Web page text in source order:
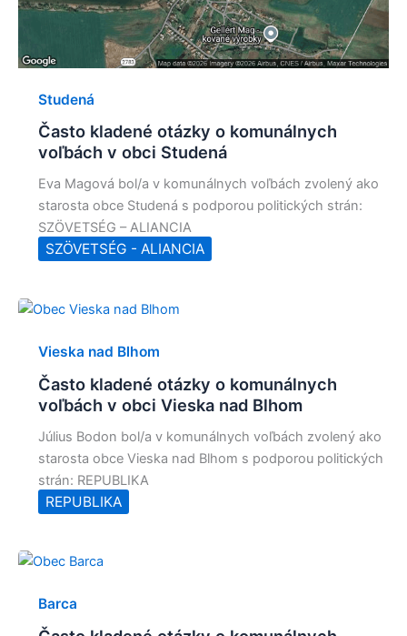
Studená
Často kladené otázky o komunálnych
voľbách v obci Studená
Eva Magová bol/a v komunálnych voľbách zvolený ako
starosta obce Studená s podporou politických strán:
SZÖVETSÉG – ALIANCIA
SZÖVETSÉG - ALIANCIA
Vieska nad Blhom
Často kladené otázky o komunálnych
voľbách v obci Vieska nad Blhom
Július Bodon bol/a v komunálnych voľbách zvolený ako
starosta obce Vieska nad Blhom s podporou politických
strán: REPUBLIKA
REPUBLIKA
Barca